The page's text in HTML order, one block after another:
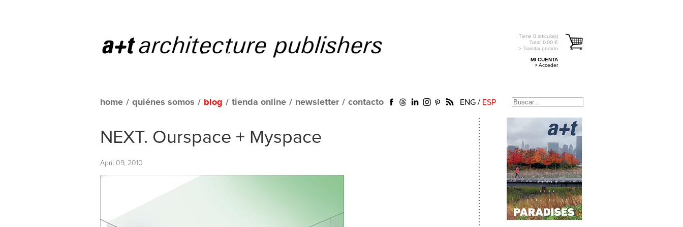
Tiene 0 artículo(s)
Total: 0.00 €
> Tramitar pedido
MI CUENTA
> Acceder
home / quiénes somos / blog / tienda online / newsletter / contacto ENG / ESP
NEXT. Ourspace + Myspace
April 09, 2010